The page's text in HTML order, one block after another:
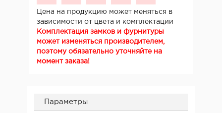
Цена на продукцию может меняться в
зависимости от цвета и комплектации
Комплектация замков и фурнитуры
может изменяться производителем,
поэтому обязательно уточняйте на
момент заказа!
Параметры